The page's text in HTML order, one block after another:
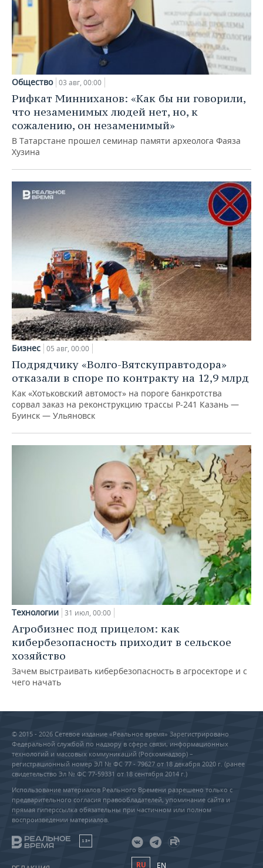
Общество 03 авг, 00:00
Рифкат Минниханов: «Как бы ни говорили,
что незаменимых людей нет, но, к
сожалению, он незаменимый»
В Татарстане прошел семинар памяти археолога Фаяза
Хузина
Бизнес 05 авг, 00:00
Подрядчику «Волго-Вятскуправтодора»
отказали в споре по контракту на 12,9 млрд
Как «Хотьковский автомост» на пороге банкротства
сорвал заказ на реконструкцию трассы Р‑241 Казань —
Буинск — Ульяновск
Технологии 31 июл, 00:00
Агробизнес под прицелом: как
кибербезопасность приходит в сельское
хозяйство
Зачем выстраивать кибербезопасность в агросекторе и с
чего начать
© 2015 - 2026 Сетевое издание «Реальное время» Зарегистрировано
Федеральной службой по надзору в сфере связи, информационных
технологий и массовых коммуникаций (Роскомнадзор) –
регистрационный номер ЭЛ № ФС 77 - 79627 от 18 декабря 2020 г. (ранее
свидетельство Эл № ФС 77-59331 от 18 сентября 2014 г.)
Использование материалов Реального Времени разрешено только с
предварительного согласия правообладателей, упоминание сайта и
прямая гиперссылка обязательны при частичном или полном
воспроизведении материалов.
18+
RU EN